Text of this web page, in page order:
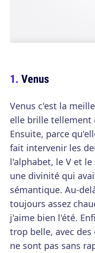
Venus
Venus c'est la
elle brille tellement
Ensuite, parce
fait intervenir les
l'alphabet, le V et le
une divinité qui
sémantique. Au-
toujours assez
j'aime bien l'été.
trop belle, avec
ne sont pas sans